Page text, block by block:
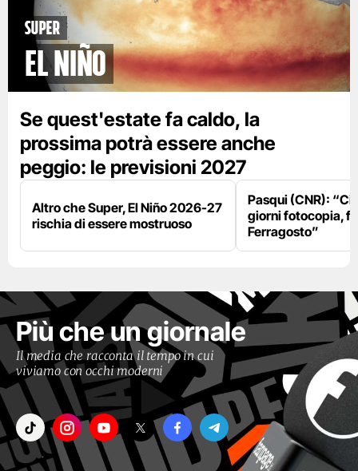
Super
El Niño
Se quest'estate fa caldo, la
prossima potrà essere anche
peggio: le previsioni 2027
Altro che Super, El Niño 2026-27
rischia di essere mostruoso
Pasqui (CNR):
giorni fotocopia,
Ferragosto”
Più che un giornale
Il media che racconta il tempo in cui
viviamo con occhi moderni